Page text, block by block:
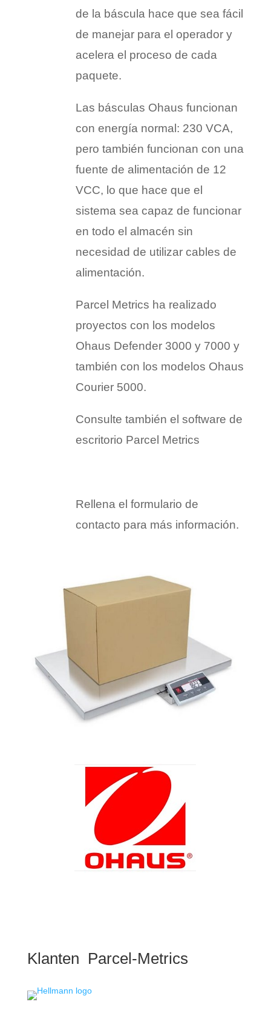
de la báscula hace que sea fácil
de manejar para el operador y
acelera el proceso de cada
paquete.
Las básculas Ohaus funcionan
con energía normal: 230 VCA,
pero también funcionan con una
fuente de alimentación de 12
VCC, lo que hace que el
sistema sea capaz de funcionar
en todo el almacén sin
necesidad de utilizar cables de
alimentación.
Parcel Metrics ha realizado
proyectos con los modelos
Ohaus Defender 3000 y 7000 y
también con los modelos Ohaus
Courier 5000.
Consulte también el software de
escritorio Parcel Metrics
Rellena el formulario de
contacto para más información.
Klanten Parcel-Metrics